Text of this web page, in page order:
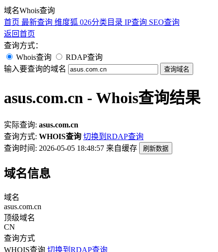
域名Whois查询
首页 最新查询 维度狐 026分类目录 IP查询 SEO查询
返回首页
查询方式：
Whois查询
RDAP查询
输入要查询的域名
查询域名
asus.com.cn - Whois查询结果
实际查询: asus.com.cn
查询方式: WHOIS查询 切换到RDAP查询
查询时间: 2026-05-05 18:48:57 来自缓存 刷新数据
域名信息
域名
asus.com.cn
顶级域名
CN
查询方式
WHOIS查询 切换到RDAP查询